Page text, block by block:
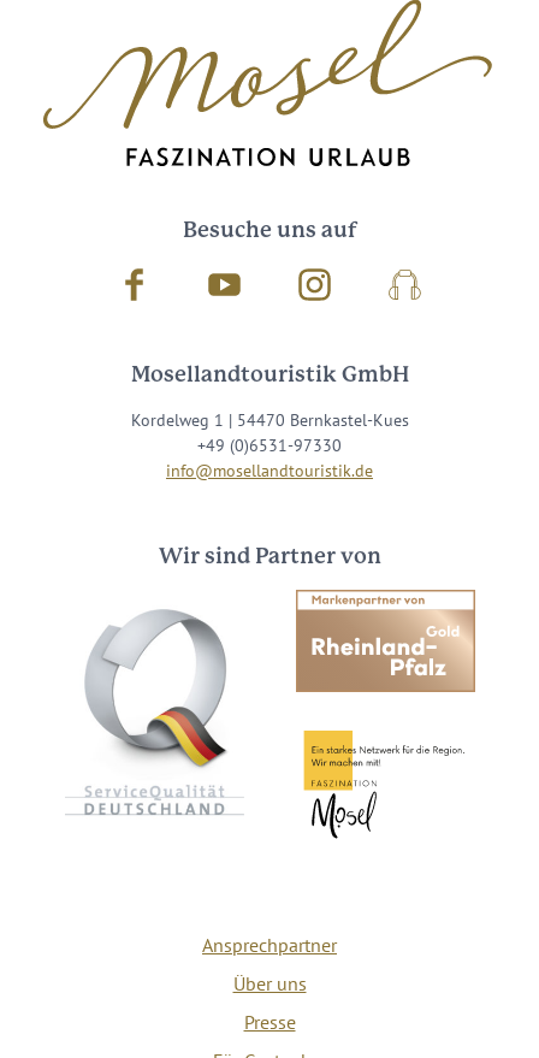
Besuche uns auf
Facebook Youtube InstagramPodcast
Mosellandtouristik GmbH
Kordelweg 1 | 54470 Bernkastel-Kues
+49 (0)6531-97330
info@mosellandtouristik.de
Wir sind Partner von
Ansprechpartner
Über uns
Presse